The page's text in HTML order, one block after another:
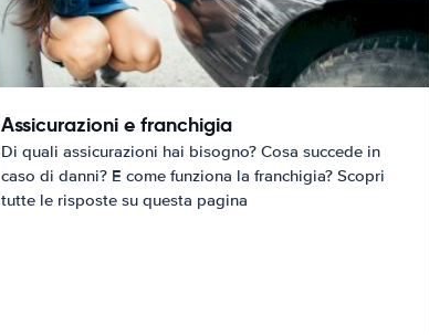
Assicurazioni e franchigia
Di quali assicurazioni hai bisogno? Cosa succede in
caso di danni? E come funziona la franchigia? Scopri
tutte le risposte su questa pagina